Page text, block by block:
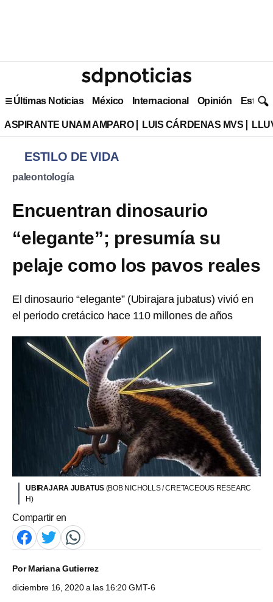
Últimas Noticias México Internacional Opinión Estilo
ASPIRANTE UNAM AMPARO LUIS CÁRDENAS MVS
ESTILO DE VIDA
paleontología
Encuentran dinosaurio
“elegante”; presumía su
pelaje como los pavos reales
El dinosaurio “elegante” (Ubirajara jubatus) vivió en
el periodo cretácico hace 110 millones de años
UBIRAJARA JUBATUS (BOB NICHOLLS / CRETACEOUS RESEARC
H)
Compartir en
PorMariana Gutierrez
diciembre 16, 2020 a las 16:20 GMT-6